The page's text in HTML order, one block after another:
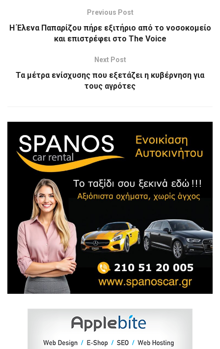
Previous Post
Η Έλενα Παπαρίζου πήρε εξιτήριο από το νοσοκομείο
και επιστρέφει στο The Voice
Next Post
Τα μέτρα ενίσχυσης που εξετάζει η κυβέρνηση για
τους αγρότες